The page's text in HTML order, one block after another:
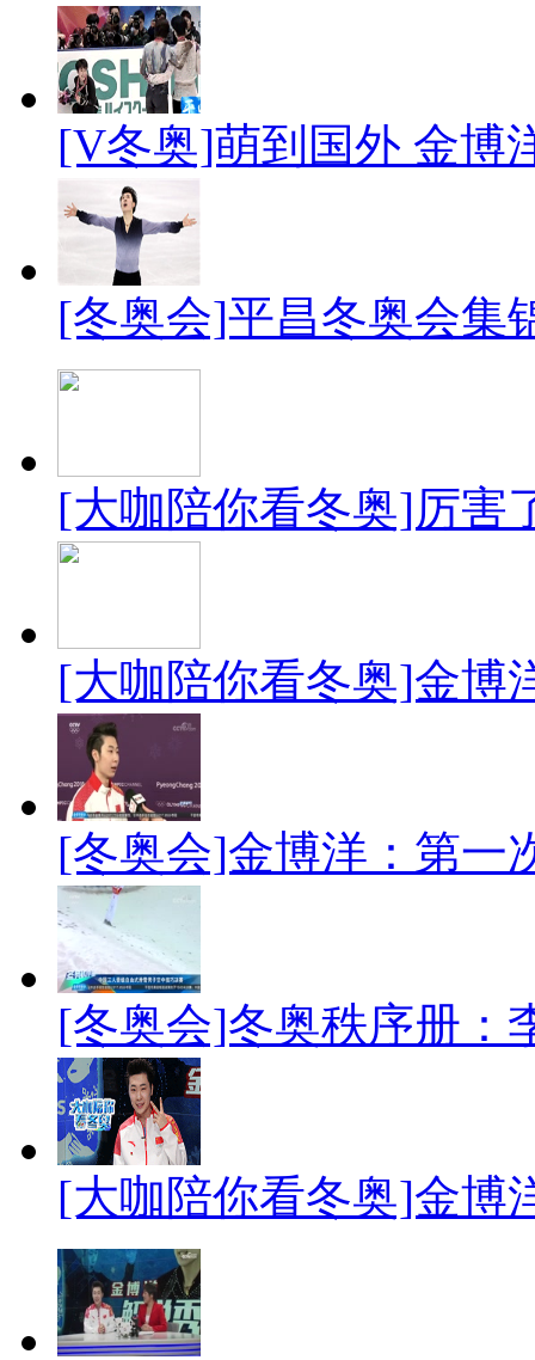
[V冬奥]萌到国外 金博
[冬奥会]平昌冬奥会集
[大咖陪你看冬奥]厉害
[大咖陪你看冬奥]金博
[冬奥会]金博洋：第一
[冬奥会]冬奥秩序册：
[大咖陪你看冬奥]金博